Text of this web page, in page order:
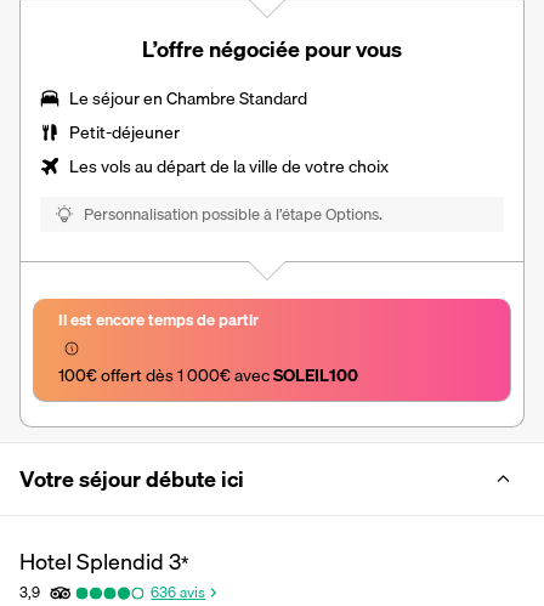
L’offre négociée pour vous
Le séjour en Chambre Standard
Petit-déjeuner
Les vols au départ de la ville de votre choix
Personnalisation possible à l’étape Options.
Il est encore temps de partir
100€ offert dès 1 000€ avec SOLEIL100
Votre séjour débute ici
Hotel Splendid3*
3,9 636avis